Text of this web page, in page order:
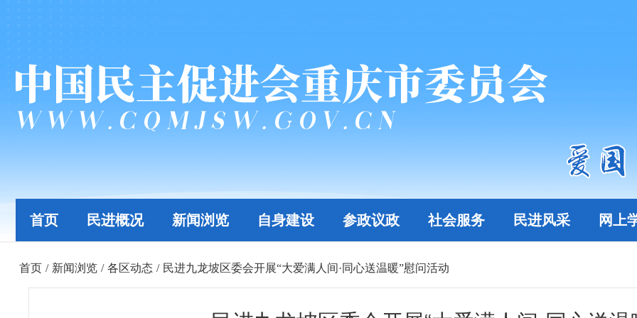
首页 民进概况 新闻浏览 自身建设 参政议政 社会服务 民进风采 网上
首页 / 新闻浏览 / 各区动态 / 民进九龙坡区委会开展“大爱满人间·同心送温暖”慰问活动